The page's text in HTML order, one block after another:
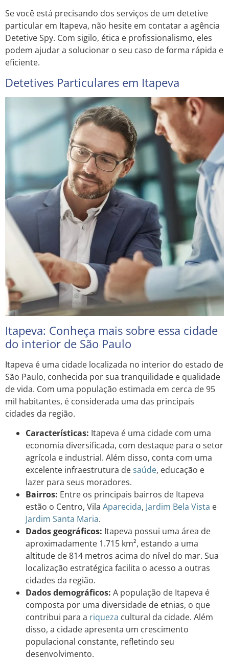
Se você está precisando dos serviços de um detetive
particular em Itapeva, não hesite em contatar a agência
Detetive Spy. Com sigilo, ética e profissionalismo, eles
podem ajudar a solucionar o seu caso de forma rápida e
eficiente.
Detetives Particulares em Itapeva
Itapeva: Conheça mais sobre essa cidade
do interior de São Paulo
Itapeva é uma cidade localizada no interior do estado de
São Paulo, conhecida por sua tranquilidade e qualidade
de vida. Com uma população estimada em cerca de 95
mil habitantes, é considerada uma das principais
cidades da região.
Características: Itapeva é uma cidade com uma
economia diversificada, com destaque para o setor
agrícola e industrial. Além disso, conta com uma
excelente infraestrutura desaúde, educação e
lazer para seus moradores.
Bairros: Entre os principais bairros de Itapeva
estão o Centro, Vila Aparecida, Jardim Bela Vista e
Jardim Santa Maria.
Dados geográficos: Itapeva possui uma área de
aproximadamente 1.715 km², estando a uma
altitude de 814 metros acima do nível do mar. Sua
localização estratégica facilita o acesso a outras
cidades da região.
Dados demográficos: A população de Itapeva é
composta por uma diversidade de etnias, o que
contribui para a riqueza cultural da cidade. Além
disso, a cidade apresenta um crescimento
populacional constante, refletindo seu
desenvolvimento.